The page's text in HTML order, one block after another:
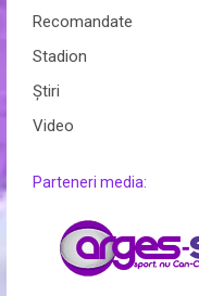
Recomandate
Stadion
Ştiri
Video
Parteneri media: